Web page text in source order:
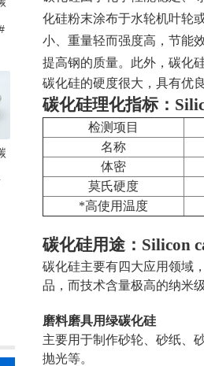
化硅粉末涂布于水轮机叶轮
小、重量轻而强度高，节能
提高钢的质量。此外，碳化
碳化硅的硬度很大，具有优
碳化硅理化指标：
检测项目
名称
体密
莫氏硬度
*高使用温度
碳化硅用途：Silicon
碳化硅主要有四大应用领域
品，而技术含量极高的纳米
磨料磨具用绿碳化硅
主要用于制作砂轮、砂纸、
抛光等。